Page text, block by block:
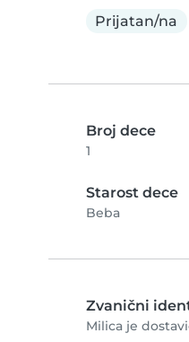
Prijatan/na
Broj dece
1
Starost dece
Beba
Zvanični
Milica je